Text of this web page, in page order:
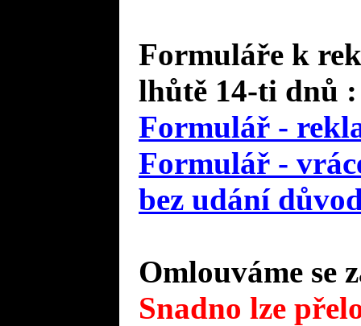
Formuláře k
lhůtě 14-ti dnů :
Formulář -
Formulář -
bez udání
Omlouváme se
Snadno lze